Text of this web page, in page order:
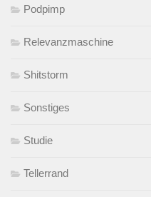
Podpimp
Relevanzmaschine
Shitstorm
Sonstiges
Studie
Tellerrand